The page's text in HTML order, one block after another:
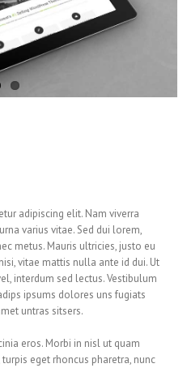
adipiscing elit. Nam viverra
varius vitae. Sed dui lorem,
metus. Mauris ultricies, justo eu
vitae mattis nulla ante id dui. Ut
interdum sed lectus. Vestibulum
ipsums dolores uns fugiats
untras sitsers.
eros. Morbi in nisl ut quam
eget rhoncus pharetra, nunc